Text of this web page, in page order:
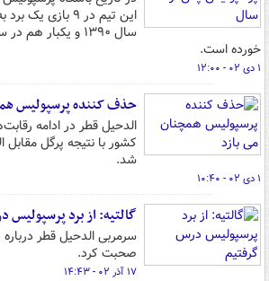
این تیم در ۹
سال ۱۳۹۰ و یکبار
خورده است.
۱ دی ۰۲ - ۱۲:۰۰
حذف کننده پرسپولیس
الدحیل قطر در ادامه
کشور با نتیجه پرگل
شد.
۱ دی ۰۲ - ۱۰:۴۰
گالتیه: از برد
سرمربی الدحیل قطر
صحبت کرد.
۱۷ آذر ۰۲ - ۱۴:۴۳